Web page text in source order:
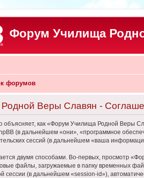
Форум Училища
форумов
Веры Славян -
объясняет, как «Форум Училища Родной Веры
(в дальнейшем «они», «программное
сессий (в дальнейшем «ваша
двумя способами. Во-первых, просмотр
файлы, загружаемые в папку временных
сессии (в дальнейшем «session-id»),